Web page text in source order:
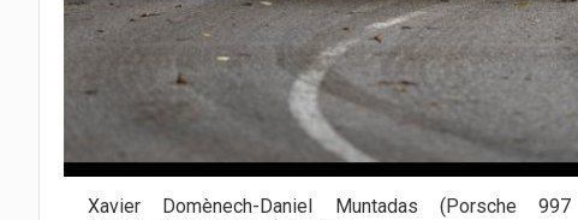
Xavier Domènech-Daniel Muntadas (Porsche